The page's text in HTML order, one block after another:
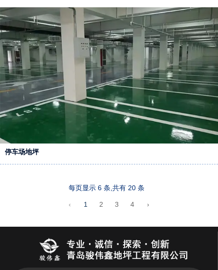
停车场地坪
每页显示 6 条,共有 20 条
‹ 1 2 3 4 ›